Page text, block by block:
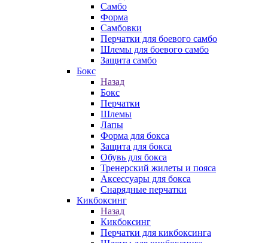
Самбо
Форма
Самбовки
Перчатки для боевого самбо
Шлемы для боевого самбо
Защита самбо
Бокс
Назад
Бокс
Перчатки
Шлемы
Лапы
Форма для бокса
Защита для бокса
Обувь для бокса
Тренерский жилеты и пояса
Аксессуары для бокса
Снарядные перчатки
Кикбоксинг
Назад
Кикбоксинг
Перчатки для кикбоксинга